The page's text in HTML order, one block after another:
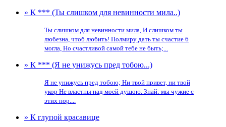
» К *** (Ты слишком для невинности мила..)
Ты слишком для невинности мила, И слишком ты
любезна, чтоб любить! Полмиру дать ты счастие 6
могла, Но счастливой самой тебе не быть;...
» К *** (Я не унижусь пред тобою...)
Я не унижусь пред тобою; Ни твой привет, ни твой
укор Не властны над моей душою. Знай: мы чужие с
этих пор....
» К глупой красавице